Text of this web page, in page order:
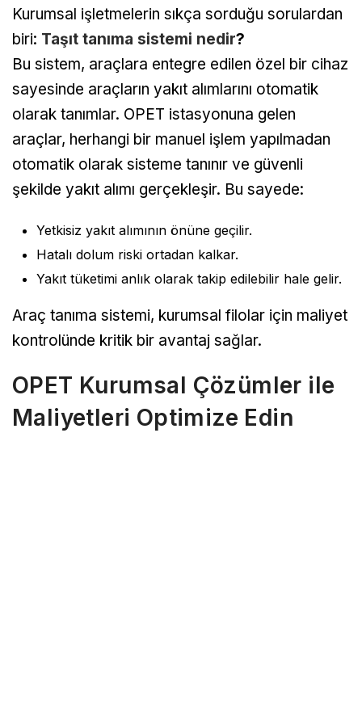
Kurumsal işletmelerin sıkça sorduğu sorulardan
biri: Taşıt tanıma sistemi nedir?
Bu sistem, araçlara entegre edilen özel bir cihaz
sayesinde araçların yakıt alımlarını otomatik
olarak tanımlar. OPET istasyonuna gelen
araçlar, herhangi bir manuel işlem yapılmadan
otomatik olarak sisteme tanınır ve güvenli
şekilde yakıt alımı gerçekleşir. Bu sayede:
Yetkisiz yakıt alımının önüne geçilir.
Hatalı dolum riski ortadan kalkar.
Yakıt tüketimi anlık olarak takip edilebilir hale gelir.
Araç tanıma sistemi, kurumsal filolar için maliyet
kontrolünde kritik bir avantaj sağlar.
OPET Kurumsal Çözümler ile
Maliyetleri Optimize Edin